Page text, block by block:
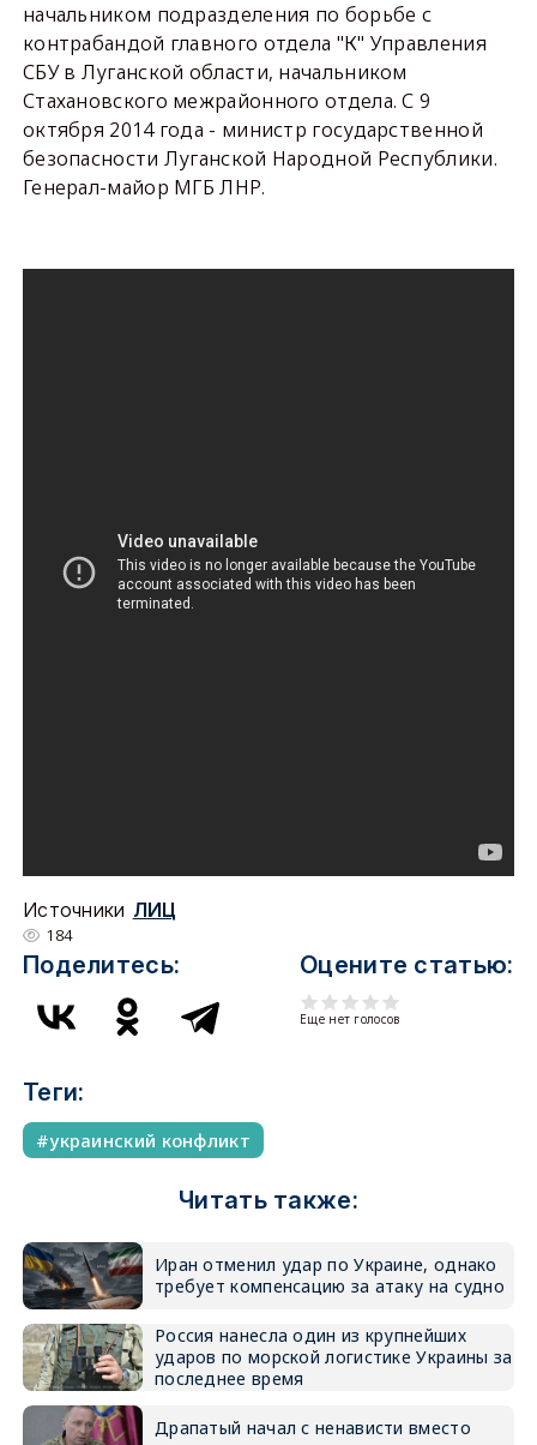
начальником подразделения по борьбе с
контрабандой главного отдела "К" Управления
СБУ в Луганской области, начальником
Стахановского межрайонного отдела. С 9
октября 2014 года - министр государственной
безопасности Луганской Народной Республики.
Генерал-майор МГБ ЛНР.
Источники ЛИЦ
184
Поделитесь: Оцените статью:
Еще нет голосов
Теги:
украинский конфликт
Читать также:
Иран отменил удар по Украине, однако
требует компенсацию за атаку на судно
Россия нанесла один из крупнейших
ударов по морской логистике Украины за
последнее время
Драпатый начал с ненависти вместо